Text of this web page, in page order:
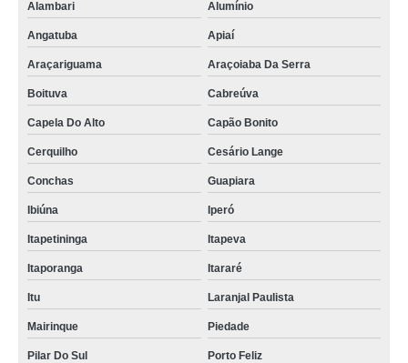
Alambari Alumínio
Angatuba Apiaí
Araçariguama Araçoiaba Da Serra
Boituva Cabreúva
Capela Do Alto Capão Bonito
Cerquilho Cesário Lange
Conchas Guapiara
Ibiúna Iperó
Itapetininga Itapeva
Itaporanga Itararé
Itu Laranjal Paulista
Mairinque Piedade
Pilar Do Sul Porto Feliz